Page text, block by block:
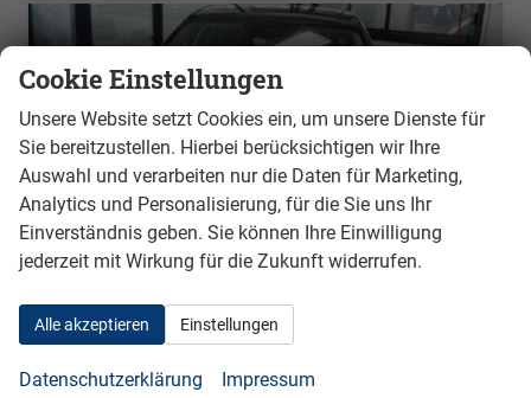
Cookie Einstellungen
Unsere Website setzt Cookies ein, um unsere Dienste für
Sie bereitzustellen. Hierbei berücksichtigen wir Ihre
Auswahl und verarbeiten nur die Daten für Marketing,
Analytics und Personalisierung, für die Sie uns Ihr
Einverständnis geben. Sie können Ihre Einwilligung
jederzeit mit Wirkung für die Zukunft widerrufen.
Alle akzeptieren Einstellungen
Datenschutzerklärung Impressum